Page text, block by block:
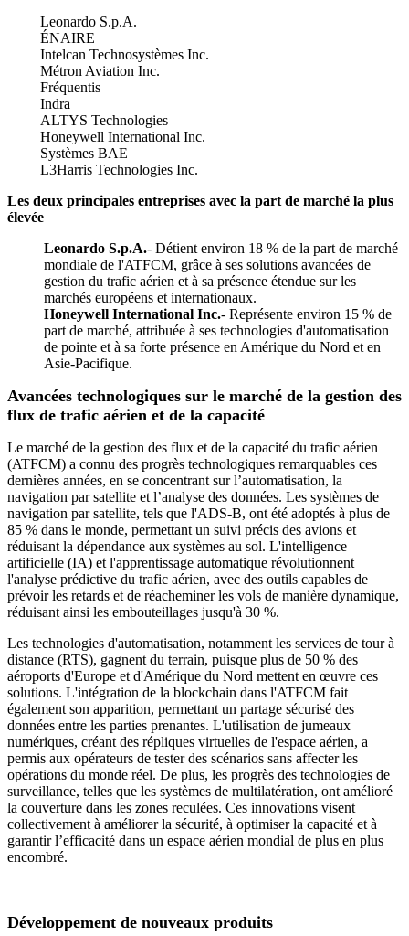
Leonardo S.p.A.
ÉNAIRE
Intelcan Technosystèmes Inc.
Métron Aviation Inc.
Fréquentis
Indra
ALTYS Technologies
Honeywell International Inc.
Systèmes BAE
L3Harris Technologies Inc.
Les deux principales entreprises avec la part de marché la plus
élevée
Leonardo S.p.A.- Détient environ 18 % de la part de marché
mondiale de l'ATFCM, grâce à ses solutions avancées de
gestion du trafic aérien et à sa présence étendue sur les
marchés européens et internationaux.
Honeywell International Inc.- Représente environ 15 % de
part de marché, attribuée à ses technologies d'automatisation
de pointe et à sa forte présence en Amérique du Nord et en
Asie-Pacifique.
Avancées technologiques sur le marché de la gestion des
flux de trafic aérien et de la capacité
Le marché de la gestion des flux et de la capacité du trafic aérien
(ATFCM) a connu des progrès technologiques remarquables ces
dernières années, en se concentrant sur l’automatisation, la
navigation par satellite et l’analyse des données. Les systèmes de
navigation par satellite, tels que l'ADS-B, ont été adoptés à plus de
85 % dans le monde, permettant un suivi précis des avions et
réduisant la dépendance aux systèmes au sol. L'intelligence
artificielle (IA) et l'apprentissage automatique révolutionnent
l'analyse prédictive du trafic aérien, avec des outils capables de
prévoir les retards et de réacheminer les vols de manière dynamique,
réduisant ainsi les embouteillages jusqu'à 30 %.
Les technologies d'automatisation, notamment les services de tour à
distance (RTS), gagnent du terrain, puisque plus de 50 % des
aéroports d'Europe et d'Amérique du Nord mettent en œuvre ces
solutions. L'intégration de la blockchain dans l'ATFCM fait
également son apparition, permettant un partage sécurisé des
données entre les parties prenantes. L'utilisation de jumeaux
numériques, créant des répliques virtuelles de l'espace aérien, a
permis aux opérateurs de tester des scénarios sans affecter les
opérations du monde réel. De plus, les progrès des technologies de
surveillance, telles que les systèmes de multilatération, ont amélioré
la couverture dans les zones reculées. Ces innovations visent
collectivement à améliorer la sécurité, à optimiser la capacité et à
garantir l’efficacité dans un espace aérien mondial de plus en plus
encombré.
Développement de nouveaux produits